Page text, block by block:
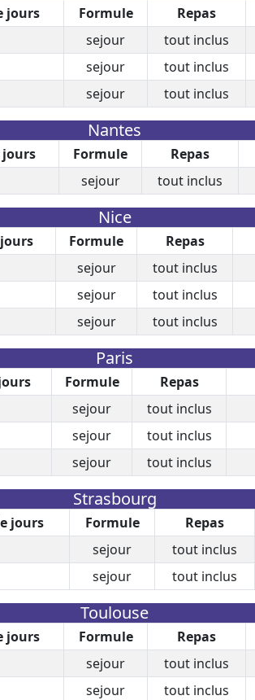
jours Formule Repas
sejour tout inclus
sejour tout inclus
sejour tout inclus
Nantes
jours Formule Repas
sejour tout inclus
Nice
Formule Repas
sejour tout inclus
sejour tout inclus
sejour tout inclus
Paris
Formule Repas
sejour tout inclus
sejour tout inclus
sejour tout inclus
Strasbourg
jours Formule Repas
sejour tout inclus
sejour tout inclus
Toulouse
jours Formule Repas
sejour tout inclus
sejour tout inclus